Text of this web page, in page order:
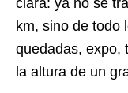
km, sino de
quedadas, expo,
la altura de un